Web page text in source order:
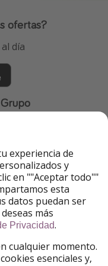
ofertas?
día
experiencia de
y
en ""Aceptar todo""
esta
datos puedan ser
más
Privacidad.
cualquier momento.
esenciales y,